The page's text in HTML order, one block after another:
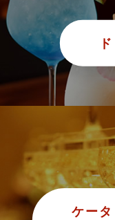
ケータ